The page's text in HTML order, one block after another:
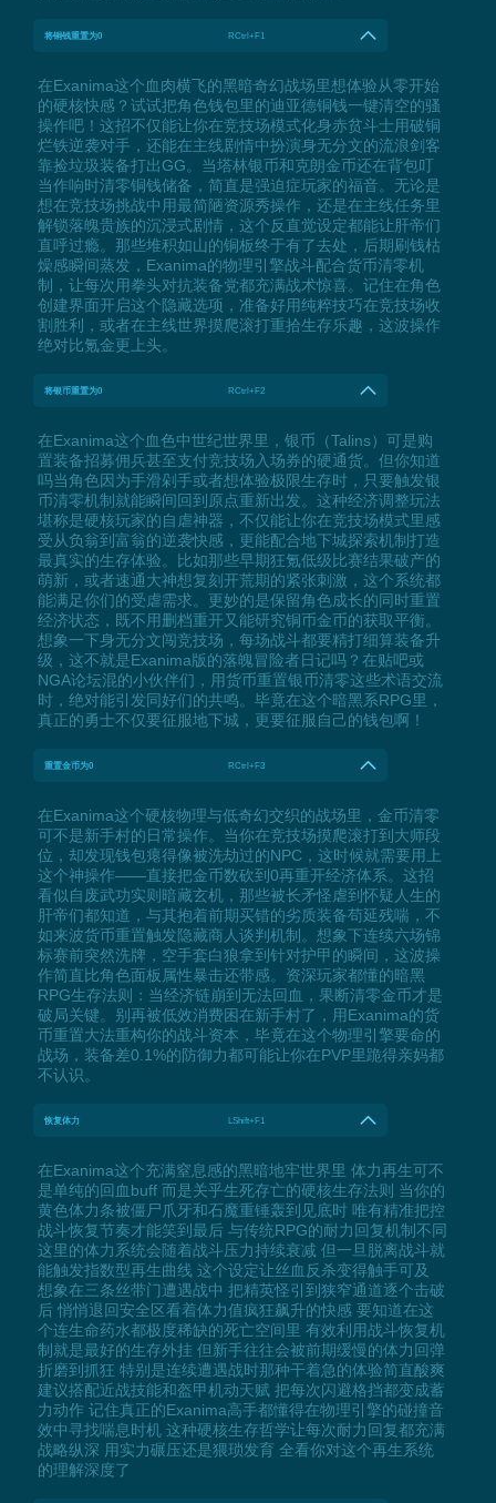
将铜钱重置为0 RCtrl+F1
在Exanima这个血肉横飞的黑暗奇幻战场里想体验从零开始
的硬核快感？试试把角色钱包里的迪亚德铜钱一键清空的骚
操作吧！这招不仅能让你在竞技场模式化身赤贫斗士用破铜
烂铁逆袭对手，还能在主线剧情中扮演身无分文的流浪剑客
靠捡垃圾装备打出GG。当塔林银币和克朗金币还在背包叮
当作响时清零铜钱储备，简直是强迫症玩家的福音。无论是
想在竞技场挑战中用最简陋资源秀操作，还是在主线任务里
解锁落魄贵族的沉浸式剧情，这个反直觉设定都能让肝帝们
直呼过瘾。那些堆积如山的铜板终于有了去处，后期刷钱枯
燥感瞬间蒸发，Exanima的物理引擎战斗配合货币清零机
制，让每次用拳头对抗装备党都充满战术惊喜。记住在角色
创建界面开启这个隐藏选项，准备好用纯粹技巧在竞技场收
割胜利，或者在主线世界摸爬滚打重拾生存乐趣，这波操作
绝对比氪金更上头。
将银币重置为0 RCtrl+F2
在Exanima这个血色中世纪世界里，银币（Talins）可是购
置装备招募佣兵甚至支付竞技场入场券的硬通货。但你知道
吗当角色因为手滑剁手或者想体验极限生存时，只要触发银
币清零机制就能瞬间回到原点重新出发。这种经济调整玩法
堪称是硬核玩家的自虐神器，不仅能让你在竞技场模式里感
受从负翁到富翁的逆袭快感，更能配合地下城探索机制打造
最真实的生存体验。比如那些早期狂氪低级比赛结果破产的
萌新，或者速通大神想复刻开荒期的紧张刺激，这个系统都
能满足你们的受虐需求。更妙的是保留角色成长的同时重置
经济状态，既不用删档重开又能研究铜币金币的获取平衡。
想象一下身无分文闯竞技场，每场战斗都要精打细算装备升
级，这不就是Exanima版的落魄冒险者日记吗？在贴吧或
NGA论坛混的小伙伴们，用货币重置银币清零这些术语交流
时，绝对能引发同好们的共鸣。毕竟在这个暗黑系RPG里，
真正的勇士不仅要征服地下城，更要征服自己的钱包啊！
重置金币为0 RCtrl+F3
在Exanima这个硬核物理与低奇幻交织的战场里，金币清零
可不是新手村的日常操作。当你在竞技场摸爬滚打到大师段
位，却发现钱包瘪得像被洗劫过的NPC，这时候就需要用上
这个神操作——直接把金币数砍到0再重开经济体系。这招
看似自废武功实则暗藏玄机，那些被长矛怪虐到怀疑人生的
肝帝们都知道，与其抱着前期买错的劣质装备苟延残喘，不
如来波货币重置触发隐藏商人谈判机制。想象下连续六场锦
标赛前突然洗牌，空手套白狼拿到针对护甲的瞬间，这波操
作简直比角色面板属性暴击还带感。资深玩家都懂的暗黑
RPG生存法则：当经济链崩到无法回血，果断清零金币才是
破局关键。别再被低效消费困在新手村了，用Exanima的货
币重置大法重构你的战斗资本，毕竟在这个物理引擎要命的
战场，装备差0.1%的防御力都可能让你在PVP里跪得亲妈都
不认识。
恢复体力 LShift+F1
在Exanima这个充满窒息感的黑暗地牢世界里 体力再生可不
是单纯的回血buff 而是关乎生死存亡的硬核生存法则 当你的
黄色体力条被僵尸爪牙和石魔重锤轰到见底时 唯有精准把控
战斗恢复节奏才能笑到最后 与传统RPG的耐力回复机制不同
这里的体力系统会随着战斗压力持续衰减 但一旦脱离战斗就
能触发指数型再生曲线 这个设定让丝血反杀变得触手可及
想象在三条丝带门遭遇战中 把精英怪引到狭窄通道逐个击破
后 悄悄退回安全区看着体力值疯狂飙升的快感 要知道在这
个连生命药水都极度稀缺的死亡空间里 有效利用战斗恢复机
制就是最好的生存外挂 但新手往往会被前期缓慢的体力回弹
折磨到抓狂 特别是连续遭遇战时那种干着急的体验简直酸爽
建议搭配近战技能和盔甲机动天赋 把每次闪避格挡都变成蓄
力动作 记住真正的Exanima高手都懂得在物理引擎的碰撞音
效中寻找喘息时机 这种硬核生存哲学让每次耐力回复都充满
战略纵深 用实力碾压还是猥琐发育 全看你对这个再生系统
的理解深度了